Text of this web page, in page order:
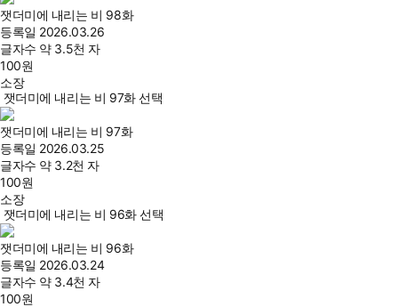
잿더미에 내리는 비 98화
등록일 2026.03.26
글자수 약 3.5천 자
100원
소장
잿더미에 내리는 비 97화 선택
잿더미에 내리는 비 97화
등록일 2026.03.25
글자수 약 3.2천 자
100원
소장
잿더미에 내리는 비 96화 선택
잿더미에 내리는 비 96화
등록일 2026.03.24
글자수 약 3.4천 자
100원